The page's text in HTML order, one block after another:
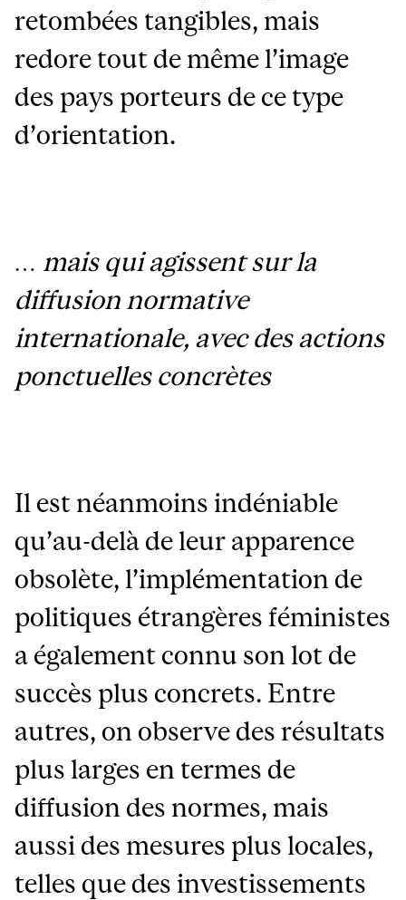
retombées tangibles, mais
redore tout de même l’image
des pays porteurs de ce type
d’orientation.
… mais qui agissent sur la
diffusion normative
internationale, avec des actions
ponctuelles concrètes
Il est néanmoins indéniable
qu’au-delà de leur apparence
obsolète, l’implémentation de
politiques étrangères féministes
a également connu son lot de
succès plus concrets. Entre
autres, on observe des résultats
plus larges en termes de
diffusion des normes, mais
aussi des mesures plus locales,
telles que des investissements